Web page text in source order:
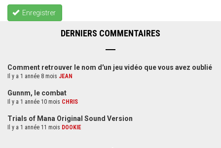
Enregistrer
DERNIERS COMMENTAIRES
Comment retrouver le nom d'un jeu vidéo que vous avez oublié
Il y a 1 année 8 mois JEAN
Gunnm, le combat
Il y a 1 année 10 mois CHRIS
Trials of Mana Original Sound Version
Il y a 1 année 11 mois DOOKIE